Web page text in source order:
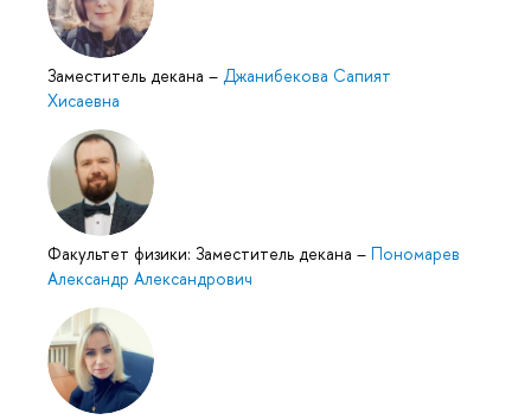
Заместитель декана – Джанибекова Сапият
Хисаевна
Факультет физики: Заместитель декана – Пономарев
Александр Александрович